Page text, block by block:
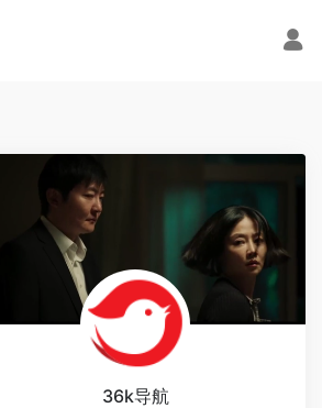
36k导航